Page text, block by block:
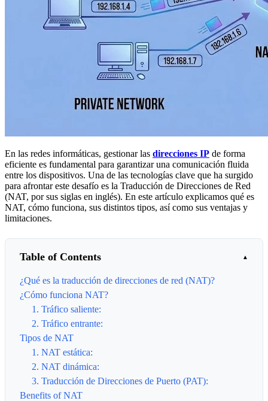
En las redes informáticas, gestionar las direcciones IP de forma
eficiente es fundamental para garantizar una comunicación fluida
entre los dispositivos. Una de las tecnologías clave que ha surgido
para afrontar este desafío es la Traducción de Direcciones de Red
(NAT, por sus siglas en inglés). En este artículo explicamos qué es
NAT, cómo funciona, sus distintos tipos, así como sus ventajas y
limitaciones.
Table of Contents
¿Qué es la traducción de direcciones de red (NAT)?
¿Cómo funciona NAT?
1. Tráfico saliente:
2. Tráfico entrante:
Tipos de NAT
1. NAT estática:
2. NAT dinámica:
3. Traducción de Direcciones de Puerto (PAT):
Benefits of NAT